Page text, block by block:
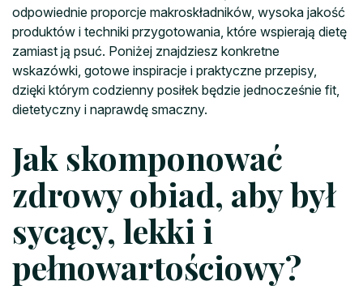
odpowiednie proporcje makroskładników, wysoka jakość
produktów i techniki przygotowania, które wspierają dietę
zamiast ją psuć. Poniżej znajdziesz konkretne
wskazówki, gotowe inspiracje i praktyczne przepisy,
dzięki którym codzienny posiłek będzie jednocześnie fit,
dietetyczny i naprawdę smaczny.
Jak skomponować
zdrowy obiad, aby był
sycący, lekki i
pełnowartościowy?